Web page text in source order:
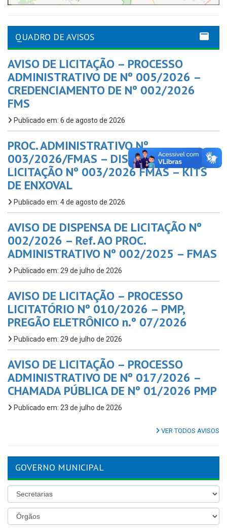
QUADRO DE AVISOS
AVISO DE LICITAÇÃO – PROCESSO
ADMINISTRATIVO DE Nº 005/2026 –
CREDENCIAMENTO DE Nº 002/2026
FMS
Publicado em: 6 de agosto de 2026
PROC. ADMINISTRATIVO Nº
003/2026/FMAS – DISPENSA DE
LICITAÇÃO Nº 003/2026 FMAS – KITS
DE ENXOVAL
Publicado em: 4 de agosto de 2026
AVISO DE DISPENSA DE LICITAÇÃO Nº
002/2026 – Ref. AO PROC.
ADMINISTRATIVO Nº 002/2025 – FMAS
Publicado em: 29 de julho de 2026
AVISO DE LICITAÇÃO – PROCESSO
LICITATÓRIO Nº 010/2026 – PMP,
PREGÃO ELETRÔNICO n.º 07/2026
Publicado em: 29 de julho de 2026
AVISO DE LICITAÇÃO – PROCESSO
ADMINISTRATIVO DE Nº 017/2026 –
CHAMADA PÚBLICA DE Nº 01/2026 PMP
Publicado em: 23 de julho de 2026
VER TODOS AVISOS
GOVERNO MUNICIPAL